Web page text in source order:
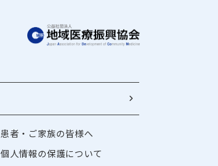
患者・ご家族の皆様へ
個人情報の保護について